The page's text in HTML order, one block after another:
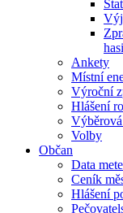
Ankety
Místní
Výroční
Hlášení
Volby
Občan
Data
Ceník
Hlášení